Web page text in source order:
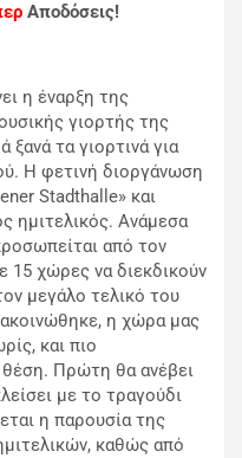
Αποδόσεις!
η έναρξη της
γιορτής της
τα γιορτινά για
Η φετινή διοργάνωση
Stadthalle» και
ημιτελικός. Ανάμεσα
από τον
15 χώρες να διεκδικούν
μεγάλο τελικό του
η χώρα μας
και πιο
θέση. Πρώτη θα ανέβει
με το τραγούδι
η παρουσία της
καθώς από